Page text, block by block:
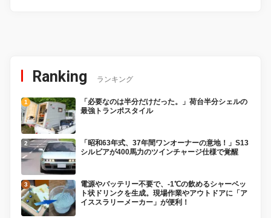
Ranking ランキング
「必要なのは半分だけだった。」荷台半分シェルの
最強トランポスタイル
「昭和63年式、37年間ワンオーナーの意地！」S13
シルビアが400馬力のツインチャージ仕様で覚醒
電源やバッテリー不要で、-1℃の飲めるシャーベッ
ト状ドリンクを生成。現場作業やアウトドアに「ア
イススラリーメーカー」が便利！